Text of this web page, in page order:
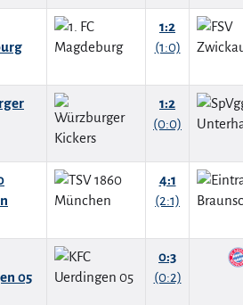
1:2
(1:0)
1:2
(0:0)
4:1
(2:1)
05
0:3
(0:2)